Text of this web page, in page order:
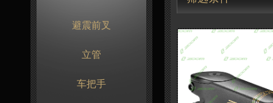
避震前叉
立管
车把手